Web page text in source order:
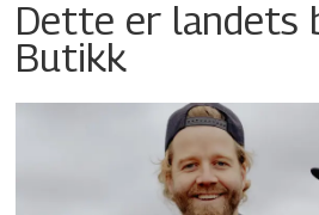
Dette er landets
Butikk